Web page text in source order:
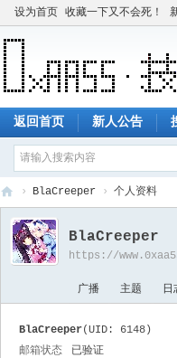
设为首页 收藏一下又不会死！
返回首页 新人公告
技
术
宅
› BlaCreeper › 个人资料
BlaCreeper
https://
广播 主题 日
BlaCreeper(UID: 6148)
邮箱状态
已验证